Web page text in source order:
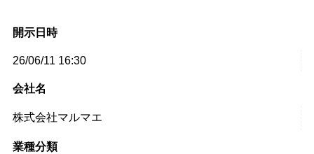
開示日時
26/06/11 16:30
会社名
株式会社マルマエ
業種分類